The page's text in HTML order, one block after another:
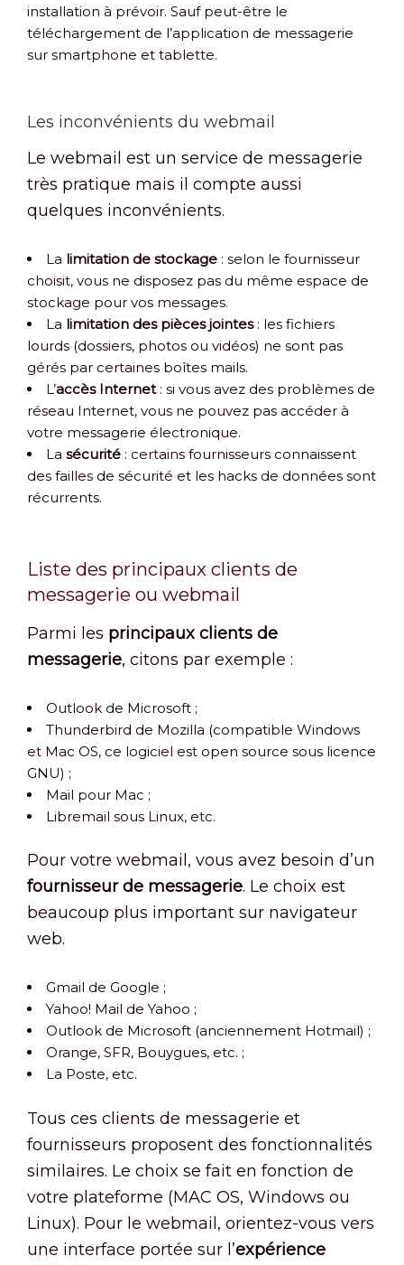
installation à prévoir. Sauf peut-être le
téléchargement de l’application de messagerie
sur smartphone et tablette.
Les inconvénients du webmail
Le webmail est un service de messagerie
très pratique mais il compte aussi
quelques inconvénients.
La limitation de stockage : selon le fournisseur
choisit, vous ne disposez pas du même espace de
stockage pour vos messages.
La limitation des pièces jointes: les fichiers
lourds (dossiers, photos ou vidéos) ne sont pas
gérés par certaines boîtes mails.
L’accès Internet: si vous avez des problèmes de
réseau Internet, vous ne pouvez pas accéder à
votre messagerie électronique.
La sécurité : certains fournisseurs connaissent
des failles de sécurité et les hacks de données sont
récurrents.
Liste des principaux clients de
messagerie ou webmail
Parmi les principaux clients de
messagerie, citons par exemple :
Outlook de Microsoft ;
Thunderbird de Mozilla (compatible Windows
et Mac OS, ce logiciel est open source sous licence
GNU) ;
Mail pour Mac ;
Libremail sous Linux, etc.
Pour votre webmail, vous avez besoin d’un
fournisseur de messagerie. Le choix est
beaucoup plus important sur navigateur
web.
Gmail de Google ;
Yahoo! Mail de Yahoo ;
Outlook de Microsoft (anciennement Hotmail) ;
Orange, SFR, Bouygues, etc. ;
La Poste, etc.
Tous ces clients de messagerie et
fournisseurs proposent des fonctionnalités
similaires. Le choix se fait en fonction de
votre plateforme (MAC OS, Windows ou
Linux). Pour le webmail, orientez-vous vers
une interface portée sur l’expérience